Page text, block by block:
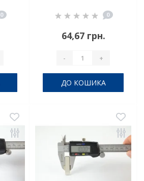
0 0
64,67 грн.
- +
ДО КОШИКА